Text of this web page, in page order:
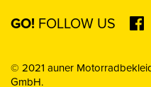
GO! FOLLOW US
© 2021 auner
GmbH.